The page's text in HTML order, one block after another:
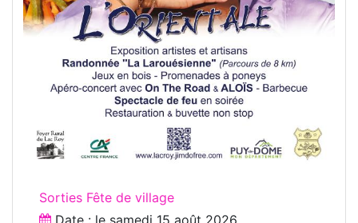
Sorties Fête de village
Date : le samedi 15 août 2026